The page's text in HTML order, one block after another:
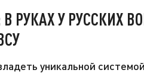
РУКАХ У РУССКИХ
уникальной